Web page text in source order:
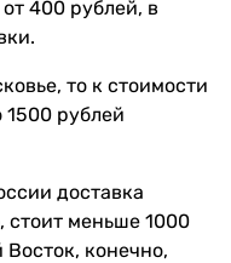
400 рублей, в
то к стоимости
1500 рублей
доставка
меньше 1000
конечно,